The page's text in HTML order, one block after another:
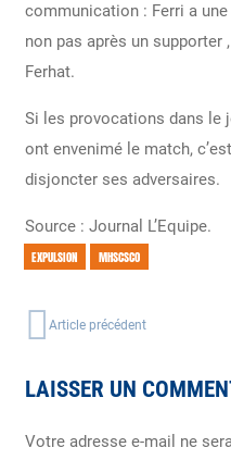
communication : Ferri a
non pas après un supporter
Ferhat.
Si les provocations dans le
ont envenimé le match,
disjoncter ses adversaires.
Source : Journal L’Equipe.
EXPULSION MHSCSCO
Article précédent
LAISSER UN
Votre adresse e-mail ne